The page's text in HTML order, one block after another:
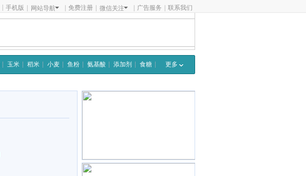
手机版 网站导航 免费注册 微信关注 广告服务 联系我们
玉米 稻米 小麦 鱼粉 氨基酸 添加剂 食糖 更多